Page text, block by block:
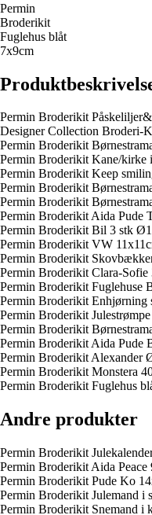
Permin
Broderikit
Fuglehus blåt
7x9cm
Permin Broderikit
Designer Collection Broderi-
Permin Broderikit
Permin Broderikit Kane/kirke
Permin Broderikit Keep
Permin Broderikit
Permin Broderikit
Permin Broderikit Aida Pude
Permin Broderikit Bil 3 stk
Permin Broderikit VW
Permin Broderikit
Permin Broderikit Clara-Sofie
Permin Broderikit Fuglehuse
Permin Broderikit Enhjørning
Permin Broderikit
Permin Broderikit
Permin Broderikit Aida Pude
Permin Broderikit Alexander
Permin Broderikit Monstera
Permin Broderikit Fuglehus
Andre produkter
Permin Broderikit
Permin Broderikit Aida Peace
Permin Broderikit Pude Ko
Permin Broderikit Julemand i
Permin Broderikit Snemand i